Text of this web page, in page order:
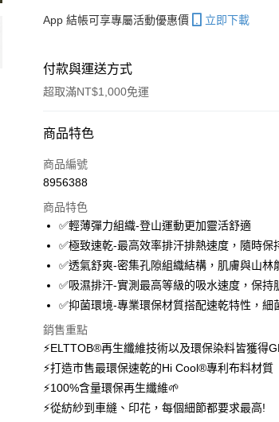
App 結帳可享專屬活動優惠價 立即下載
付款與運送方式
超取滿NT$1,000免運
付款方式
信用卡一次付款
3 期 0 利率 每期 NT$576
合作金庫商業銀行
第一商業銀行
華南商業銀行
彰化商業銀行
國泰世華商業銀行
兆豐國際商
臺灣中小企業銀行
台中商業銀行
匯豐（台灣）商業銀行
聯邦商業銀行
遠東國際商
玉山商業銀行
星展（台灣
台新國際商業銀行
台灣樂天信用卡公司
6 期 0 利率 每期NT$288
合作金庫商業銀行
第一商業銀行
華南商業銀行
彰化商業銀行
上海商業儲蓄銀行
台北富邦商
臺灣中小企業銀行
匯豐（台灣）商業銀行
華泰商業銀行
聯邦商業銀行
遠東國際商業
元大商業銀行
台新國際商業銀行
中國信託商業
12 期 0 利率 每期NT$144
合作金庫商業銀行
第一商業銀行
華南商業銀行
彰化商業銀行
上海商業儲蓄銀行
國泰世華商業銀行
臺灣中小企業銀行
台中商業銀行
匯豐（台灣）商業銀行
華泰商業銀行
聯邦商業銀行
元大商業銀行
永豐商業銀行
24 期 0 利率 每期NT$72
合作金庫商業銀行
第一商業銀行
華南商業銀行
上海商業儲蓄銀行
台北富邦商
兆豐國際商業銀行
臺灣中小企業
華泰商業銀行
遠東國際商業銀行
元大商業銀行
LINE Pay
Apple Pay
悠遊付
商品特色
商品編號
8956388
商品特色
✅輕薄彈力組織-登山運動更加靈活舒適
✅極致速乾-最高效率排汗排熱速度，隨時保
✅透氣舒爽-密集孔隙組織結構，肌膚與山林
✅吸濕排汗-實測最高等級的吸水速度，保持
✅抑菌環境-專業環保材質搭配速乾特性，細
銷售重點
⚡ELTTOB®再生纖維技術以及環保染料皆獲得
⚡打造市售最環保速乾的Hi Cool®專利布料材質
⚡100%含量環保再生纖維🌱
⚡從紡紗到車縫、印花，每個細節都要求最高!